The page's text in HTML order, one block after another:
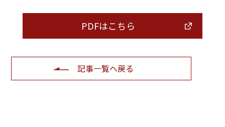
PDFはこちら
記事一覧へ戻る